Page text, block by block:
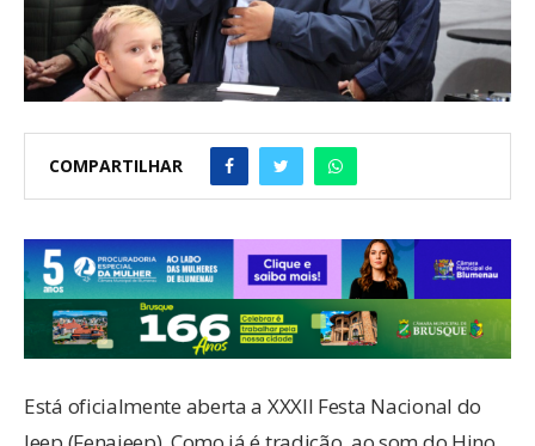
COMPARTILHAR
Está oficialmente aberta a XXXII Festa Nacional do